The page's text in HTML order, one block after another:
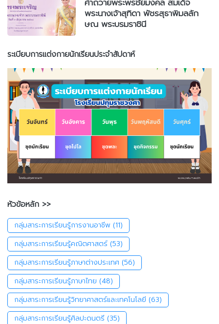
พระนางเจ้าสุทิดา พัชรสุธาพิมลลัก
ษณ พระบรมราชินี
ระเบียบการแต่งกายนักเรียนประจำสัปดาห์
หัวข้อหลัก >>
กลุ่มสาระการเรียนรู้การงานอาชีพ (11)
กลุ่มสาระการเรียนรู้คณิตศาสตร์ (53)
กลุ่มสาระการเรียนรู้ภาษาต่างประเทศ (56)
กลุ่มสาระการเรียนรู้ภาษาไทย (48)
กลุ่มสาระการเรียนรู้วิทยาศาสตร์และเทคโนโลยี (63)
กลุ่มสาระการเรียนรู้ศิลปะดนตรี (35)